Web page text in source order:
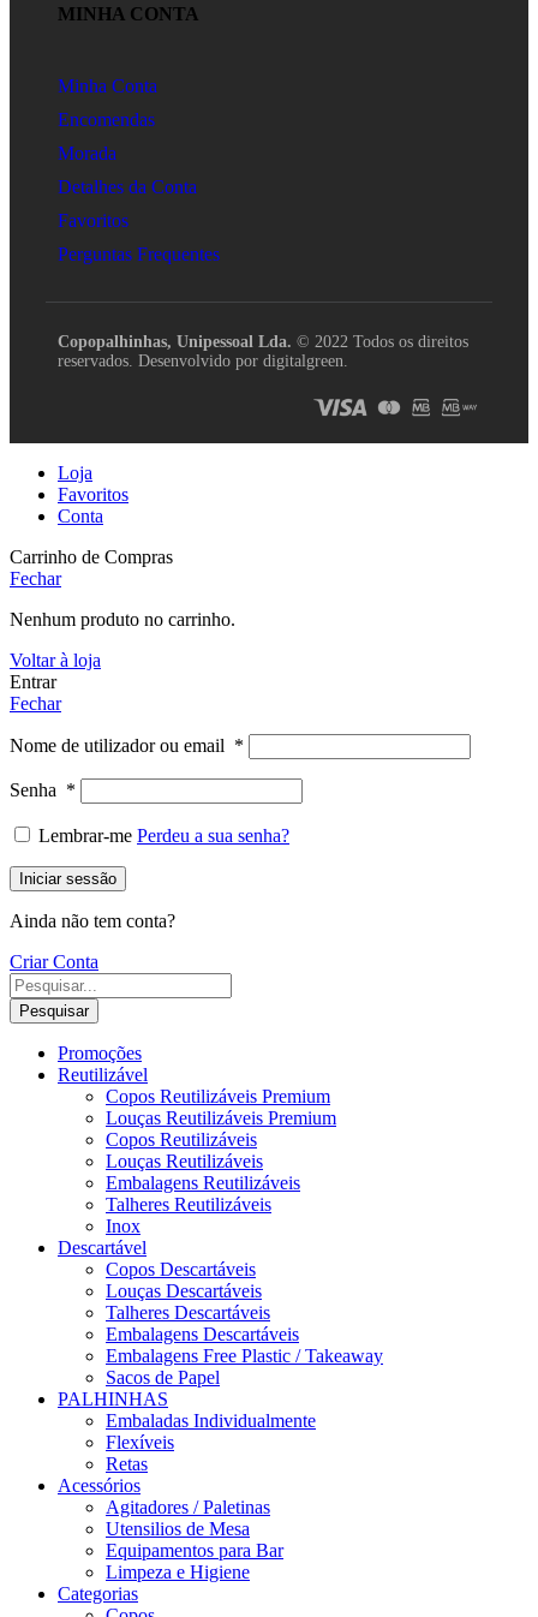
MINHA CONTA
Minha Conta
Encomendas
Morada
Detalhes da Conta
Favoritos
Perguntas Frequentes
Copopalhinhas, Unipessoal Lda. © 2022 Todos os direitos
reservados. Desenvolvido por digitalgreen.
Loja
Favoritos
Conta
Carrinho de Compras
Fechar
Nenhum produto no carrinho.
Voltar à loja
Entrar
Fechar
Nome de utilizador ou email *
Senha *
Lembrar-me Perdeu a sua senha?
Iniciar sessão
Ainda não tem conta?
Criar Conta
Pesquisar
Promoções
Reutilizável
Copos Reutilizáveis Premium
Louças Reutilizáveis Premium
Copos Reutilizáveis
Louças Reutilizáveis
Embalagens Reutilizáveis
Talheres Reutilizáveis
Inox
Descartável
Copos Descartáveis
Louças Descartáveis
Talheres Descartáveis
Embalagens Descartáveis
Embalagens Free Plastic / Takeaway
Sacos de Papel
PALHINHAS
Embaladas Individualmente
Flexíveis
Retas
Acessórios
Agitadores / Paletinas
Utensilios de Mesa
Equipamentos para Bar
Limpeza e Higiene
Categorias